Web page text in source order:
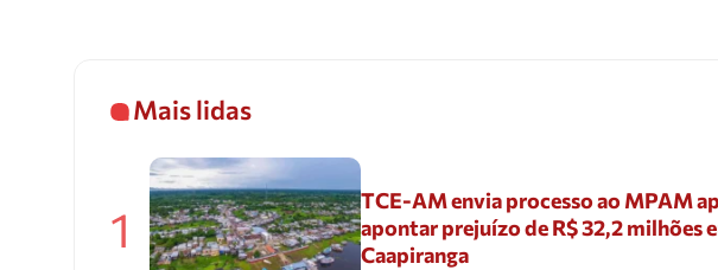
Mais lidas
1
TCE-AM envia processo ao MPAM
apontar prejuízo de R$ 32,2 milhões
Caapiranga